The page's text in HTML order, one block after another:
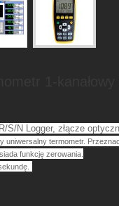
S/N Logger, złącze
uniwersalny termometr.
funkcję zerowania.